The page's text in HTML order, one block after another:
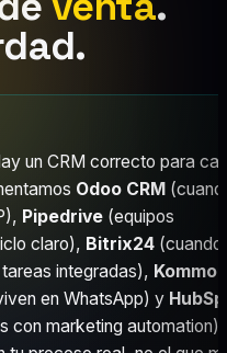
un CRM correcto para
Odoo CRM
Pipedrive (equipos
claro), Bitrix24 (cuando
integradas), Kommo
en WhatsApp) y
con marketing automation).